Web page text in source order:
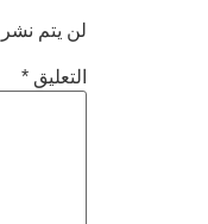
لن يتم نشر
التعليق *